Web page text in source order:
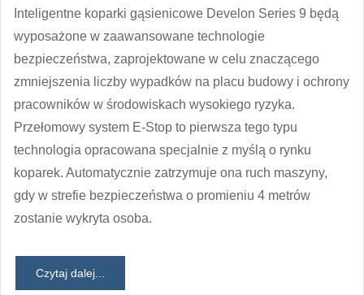
Inteligentne koparki gąsienicowe Develon Series 9 będą
wyposażone w zaawansowane technologie
bezpieczeństwa, zaprojektowane w celu znaczącego
zmniejszenia liczby wypadków na placu budowy i ochrony
pracowników w środowiskach wysokiego ryzyka.
Przełomowy system E-Stop to pierwsza tego typu
technologia opracowana specjalnie z myślą o rynku
koparek. Automatycznie zatrzymuje ona ruch maszyny,
gdy w strefie bezpieczeństwa o promieniu 4 metrów
zostanie wykryta osoba.
Czytaj dalej...